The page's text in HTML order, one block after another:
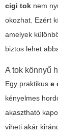
cigi tok nem
okozhat. Ezért
amelyek
biztos lehet
A tok könnyű
Egy praktikus e
kényelmes
akasztható
viheti akár